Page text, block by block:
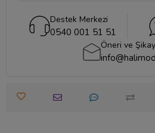
Destek Merkezi
0540 001 51 51
Öneri ve